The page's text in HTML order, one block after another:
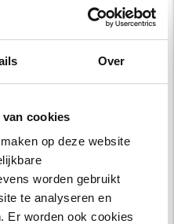
Over
cookies
op deze website
worden gebruikt
te analyseren en
Er worden ook cookies
onze